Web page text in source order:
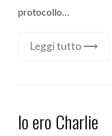
protocollo…
Leggi tutto ⟶
Io ero Charlie